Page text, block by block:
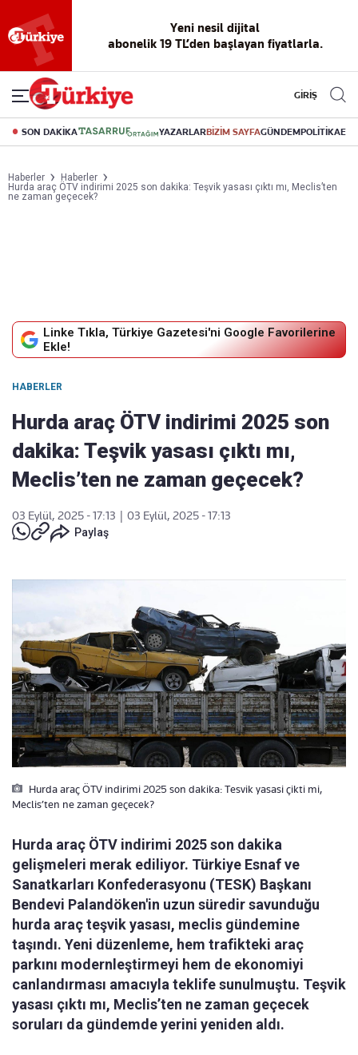
Yeni nesil dijital
abonelik 19 TL’den başlayan fiyatlarla.
GİRİŞ
SON DAKİKA YAZARLARBİZİM SAYFAGÜNDEMPOLİTİKA
Haberler
Haberler
Hurda araç ÖTV indirimi 2025 son dakika: Teşvik yasası çıktı mı, Meclis’ten
ne zaman geçecek?
Linke Tıkla, Türkiye Gazetesi'ni Google Favorilerine
Ekle!
HABERLER
Hurda araç ÖTV indirimi 2025 son
dakika: Teşvik yasası çıktı mı,
Meclis’ten ne zaman geçecek?
03 Eylül, 2025 - 17:13
03 Eylül, 2025 - 17:13
Paylaş
Hurda araç ÖTV indirimi 2025 son dakika: Tesvik yasasi çikti mi,
Meclis’ten ne zaman geçecek?
Hurda araç ÖTV indirimi 2025 son dakika
gelişmeleri merak ediliyor. Türkiye Esnaf ve
Sanatkarları Konfederasyonu (TESK) Başkanı
Bendevi Palandöken'in uzun süredir savunduğu
hurda araç teşvik yasası, meclis gündemine
taşındı. Yeni düzenleme, hem trafikteki araç
parkını modernleştirmeyi hem de ekonomiyi
canlandırması amacıyla teklife sunulmuştu. Teşvik
yasası çıktı mı, Meclis’ten ne zaman geçecek
soruları da gündemde yerini yeniden aldı.